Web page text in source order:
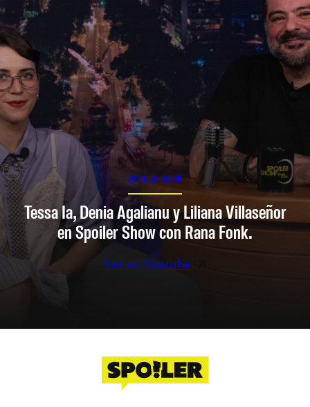
SPOILER SHOW
Tessa Ia, Denia Agalianu y Liliana Villaseñor
en Spoiler Show con Rana Fonk.
Ver en Youtube